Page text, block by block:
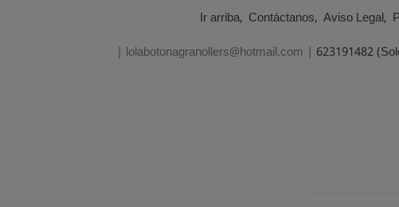
Ir arriba Contáctanos Aviso Legal
| lolabotonagranollers@hotmail.com | 623191482